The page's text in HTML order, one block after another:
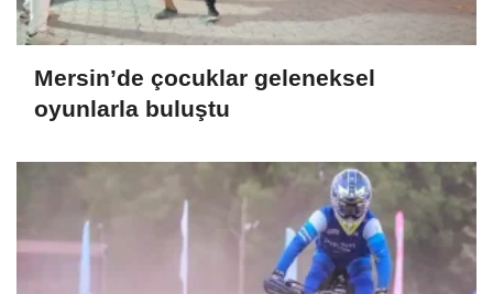
Mersin’de çocuklar geleneksel
oyunlarla buluştu